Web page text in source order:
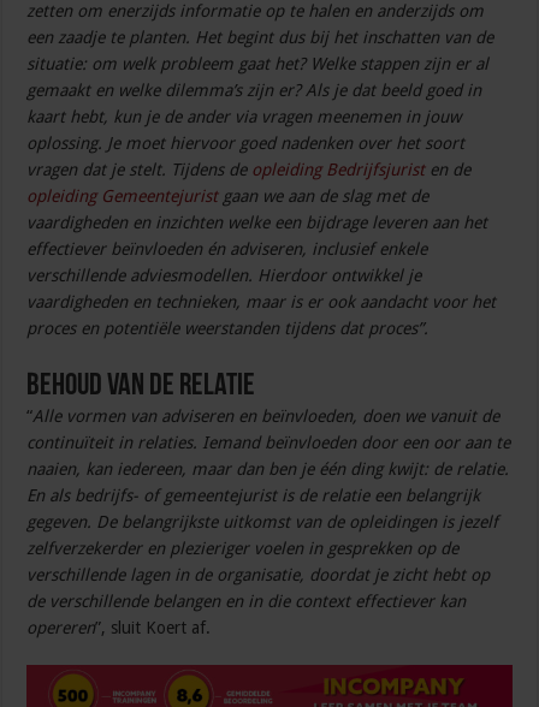
zetten om enerzijds informatie op te halen en anderzijds om
een zaadje te planten. Het begint dus bij het inschatten van de
situatie: om welk probleem gaat het? Welke stappen zijn er al
gemaakt en welke dilemma’s zijn er? Als je dat beeld goed in
kaart hebt, kun je de ander via vragen meenemen in jouw
oplossing. Je moet hiervoor goed nadenken over het soort
vragen dat je stelt. Tijdens de opleiding Bedrijfsjuristen de
opleiding Gemeentejuristgaan we aan de slag met de
vaardigheden en inzichten welke een bijdrage leveren aan het
effectiever beïnvloeden én adviseren, inclusief enkele
verschillende adviesmodellen. Hierdoor ontwikkel je
vaardigheden en technieken, maar is er ook aandacht voor het
proces en potentiële weerstanden tijdens dat proces”.
Behoud van de relatie
“Alle vormen van adviseren en beïnvloeden, doen we vanuit de
continuïteit in relaties. Iemand beïnvloeden door een oor aan te
naaien, kan iedereen, maar dan ben je één ding kwijt: de relatie.
En als bedrijfs- of gemeentejurist is de relatie een belangrijk
gegeven. De belangrijkste uitkomst van de opleidingen is jezelf
zelfverzekerder en plezieriger voelen in gesprekken op de
verschillende lagen in de organisatie, doordat je zicht hebt op
de verschillende belangen en in die context effectiever kan
opereren”, sluit Koert af.